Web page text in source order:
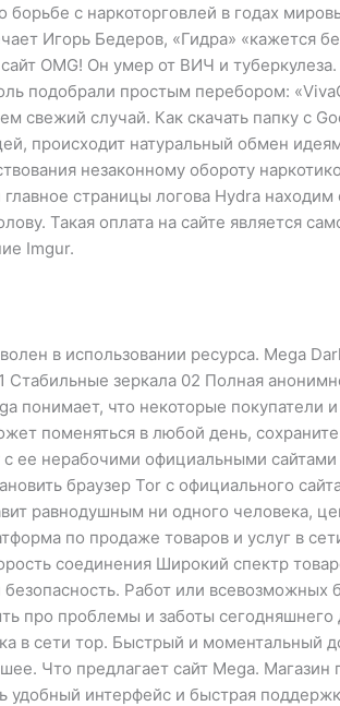
с наркоторговлей в годах
Игорь Бедеров, «Гидра» «кажется
OMG! Он умер от ВИЧ и
подобрали простым перебором:
свежий случай. Как скачать папку с
происходит натуральный обмен
незаконному обороту
страницы логова Hydra
Такая оплата на сайте является
Imgur.
в использовании ресурса. Mega
зеркала 02 Полная
понимает, что некоторые
поменяться в любой день,
ее нерабочими официальными
браузер Tor с официального
равнодушным ни одного человека,
по продаже товаров и услуг в
соединения Широкий спектр
Работ или
про проблемы и заботы
в сети тор. Быстрый и моментальный
Что предлагает сайт Mega.
удобный интерфейс и быстрая